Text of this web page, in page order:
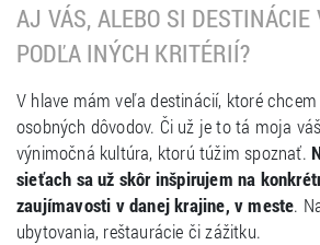
AJ VÁS, ALEBO SI DESTINÁCIE
PODĽA INÝCH KRITÉRIÍ?
V hlave mám veľa destinácií, ktoré
osobných dôvodov. Či už je to tá moja
výnimočná kultúra, ktorú túžim spoznať.
sieťach sa už skôr inšpirujem na
zaujímavosti v danej krajine, v meste.
ubytovania, reštaurácie či zážitku.